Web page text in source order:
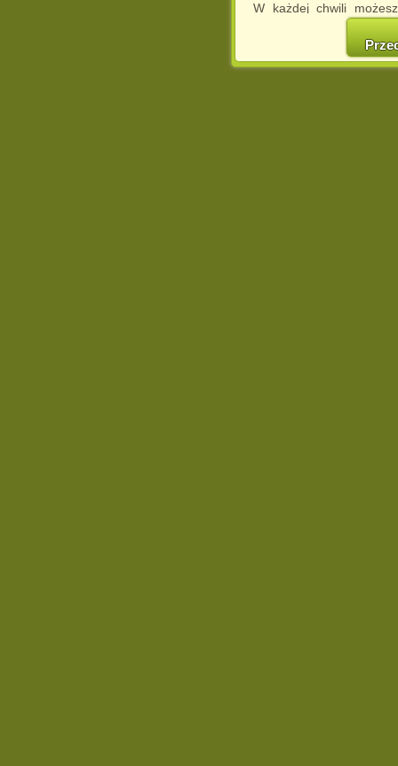
W każdej chwili
cookies w swojej
w naszej
http://chomikuj.pl/